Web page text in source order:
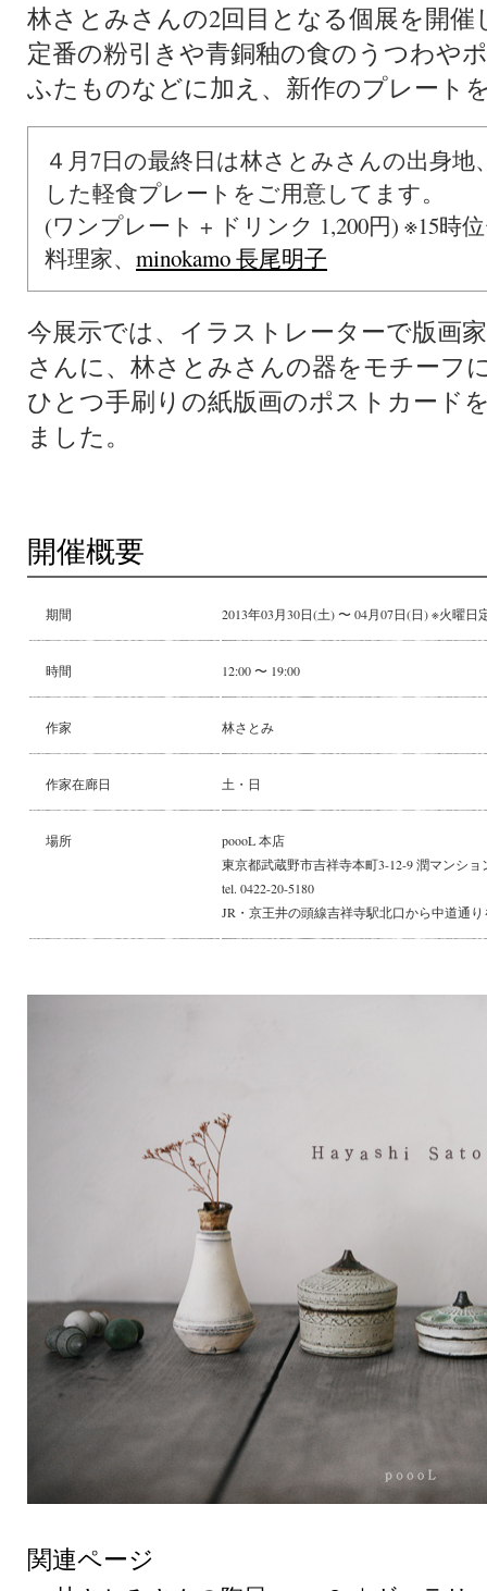
林さとみさんの2回目となる個展を開催
定番の粉引きや青銅釉の食のうつわや
ふたものなどに加え、新作のプレート
４月7日の最終日は林さとみさんの出身
した軽食プレートをご用意してます。
(ワンプレート + ドリンク 1,200円) ※15時
料理家、 minokamo 長尾明子
今展示では、イラストレーターで版画
さんに、林さとみさんの器をモチーフ
ひとつ手刷りの紙版画のポストカード
ました。
開催概要
期間 2013年03月30日(土) 〜 04月07日(日) ※火曜日
時間 12:00 〜 19:00
作家 林さとみ
作家在廊日 土・日
場所
poooL 本店
東京都武蔵野市吉祥寺本町3-12-9 潤マンショ
tel. 0422-20-5180
JR・京王井の頭線吉祥寺駅北口から中道通り
関連ページ